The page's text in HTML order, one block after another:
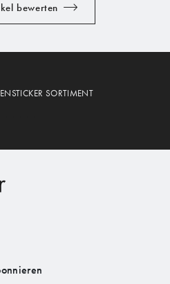
bewerten
SORTIMENT